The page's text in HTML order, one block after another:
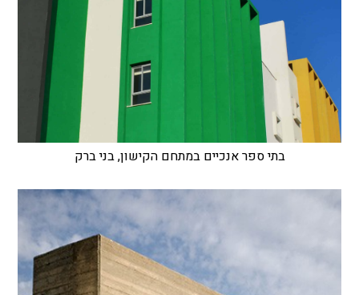
בתי ספר אנכיים במתחם הקישון, בני ברק